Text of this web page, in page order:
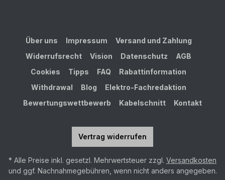
Über uns Impressum
Versand und Zahlung
Widerrufsrecht
Vision Datenschutz
AGB
Cookies
Tipps FAQ
Rabattinformation
Withdrawal
Blog
Elektro-Fachredaktion
Bewertungswettbewerb
Kabelschnitt Kontakt
Vertrag widerrufen
* Alle Preise inkl. gesetzl. Mehrwertsteuer zzgl. Versandkosten
und ggf. Nachnahmegebühren, wenn nicht anders angegeben.